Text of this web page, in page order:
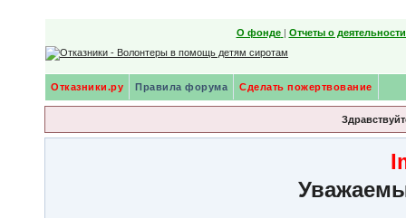
О фонде | Отчеты о
Отказники.ру Правила форума Сделать пожертвование